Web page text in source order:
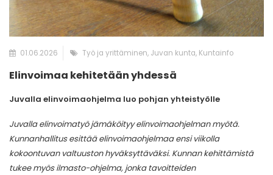
01.06.2026 Työ ja yrittäminen, Juvan kunta, Kuntainfo
Elinvoimaa kehitetään yhdessä
Juvalla elinvoimaohjelma luo pohjan yhteistyölle
Juvalla elinvoimatyö jämäköityy elinvoimaohjelman myötä.
Kunnanhallitus esittää elinvoimaohjelmaa ensi viikolla
kokoontuvan valtuuston hyväksyttäväksi. Kunnan kehittämistä
tukee myös ilmasto-ohjelma, jonka tavoitteiden